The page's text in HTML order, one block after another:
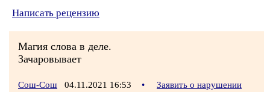
Написать рецензию
Магия слова в деле.
Зачаровывает
Сош-Сош 04.11.2021 16:53 • Заявить о нарушении